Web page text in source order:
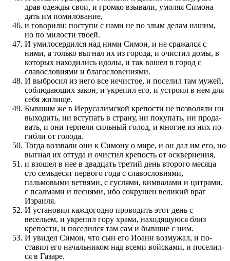
драв одежды свои, и громко взывали, умоляя Симона
дать им по­милование,
и говорили: по­ступи с нами не по злым делам нашим,
но по милости твоей.
И умило­сердил­ся над ними Симон, и не сражал­ся с
ними, а только выгнал их из города, и очистил домы, в
которых находились идолы, и так вошел в город с
славословиями и благо­слове­ниями.
И выбросил из него все нечистое, и по­селил там мужей,
соблюда­ю­щих закон, и укрепил его, и устро­ил в нем для
себя жилище.
Быв­шим же в Иерусалимской крепости не по­зволяли ни
выходить, ни вступать в страну, ни по­купать, ни про­да­
вать, и они терпели сильный голод, и многие из них по­
гибли от голода.
Тогда воз­звали они к Симону о мире, и он дал им его, но
выгнал их оттуда и очистил крепость от оскверне­ния,
и взошел в нее в двадцать третий день второго месяца
сто семьдесят первого года с славословиями,
пальмовыми ветвями, с гуслями, кимвалами и цитрами,
с псалмами и песнями, ибо сокрушен великий враг
Израиля.
И установил каждогодно про­водить этот день с
весельем, и укрепил гору храма, находящуюся близ
крепости, и по­селил­ся там сам и быв­шие с ним.
И увидел Симон, что сын его Иоанн воз­мужал, и по­
ставил его начальником над всеми войсками, и по­селил­
ся в Газаре.